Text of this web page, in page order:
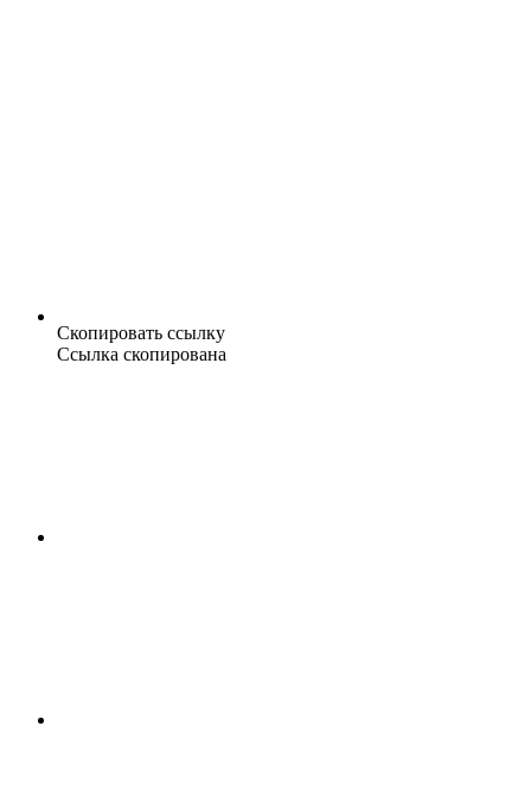
Скопировать ссылку
Ссылка скопирована